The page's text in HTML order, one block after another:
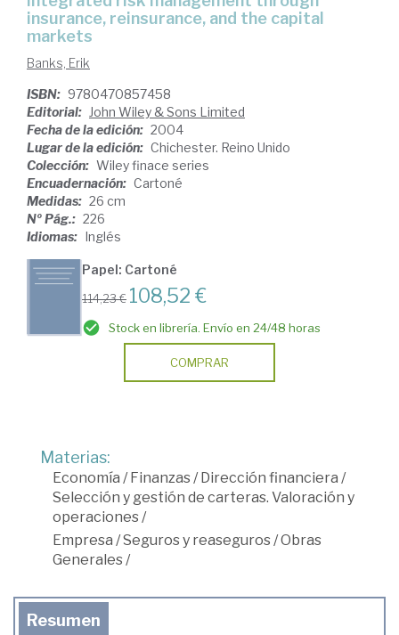
insurance, reinsurance, and the capital
markets
Banks, Erik
ISBN: 9780470857458
Editorial: John Wiley & Sons Limited
Fecha de la edición: 2004
Lugar de la edición: Chichester. Reino Unido
Colección: Wiley finace series
Encuadernación: Cartoné
Medidas: 26 cm
Nº Pág.: 226
Idiomas: Inglés
Papel: Cartoné
114,23 € 108,52 €
Stock en librería. Envío en 24/48 horas
COMPRAR
Materias:
Economía /Finanzas/Dirección financiera /
Selección y gestión de carteras. Valoración y
operaciones/
Empresa /Seguros y reaseguros/Obras
Generales/
Resumen